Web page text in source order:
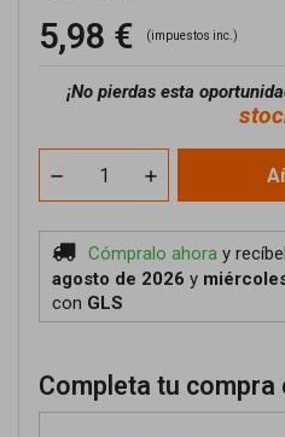
5,98 € (impuestos inc.)
¡No pierdas esta
Cómpralo ahora y
agosto de 2026 y
con GLS
Completa tu compra